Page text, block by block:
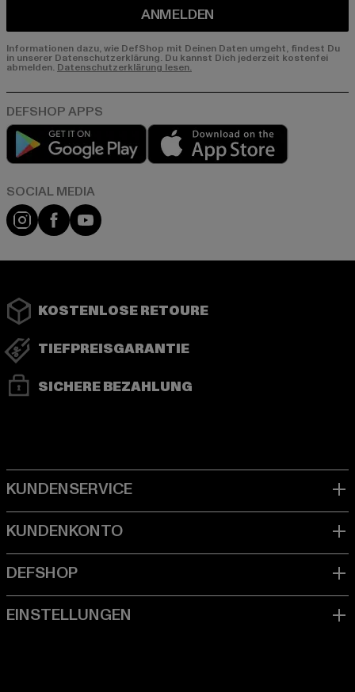
ANMELDEN
Informationen dazu, wie DefShop mit Deinen Daten umgeht, findest Du
in unserer Datenschutzerklärung. Du kannst Dich jederzeit kostenfei
abmelden. Datenschutzerklärung lesen.
Play market
Instagram
FacebookYouTube
KOSTENLOSE RETOURE
TIEFPREISGARANTIE
SICHERE BEZAHLUNG